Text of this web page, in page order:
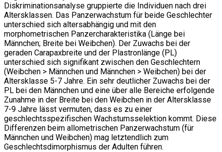
Diskriminationsanalyse gruppierte die Individuen nach drei
Altersklassen. Das Panzerwachstum für beide Geschlechter
unterschied sich altersabhängig und mit den
morphometrischen Panzercharakteristika (Länge bei
Männchen; Breite bei Weibchen). Der Zuwachs bei der
geraden Carapaxbreite und der Plastronlänge (PL)
unterschied sich signifikant zwischen den Geschlechtern
(Weibchen > Männchen und Männchen > Weibchen) bei der
Altersklasse 5-7 Jahre. Ein sehr deutlicher Zuwachs bei der
PL bei den Männchen und eine über alle Bereiche erfolgende
Zunahme in der Breite bei den Weibchen in der Altersklasse
7-9 Jahre lässt vermuten, dass es zu einer
geschlechtsspezifischen Wachstumsselektion kommt. Diese
Differenzen beim allometrischen Panzerwachstum (für
Männchen und Weibchen) mag letztendlich zum
Geschlechtsdimorphismus der Adulten führen.